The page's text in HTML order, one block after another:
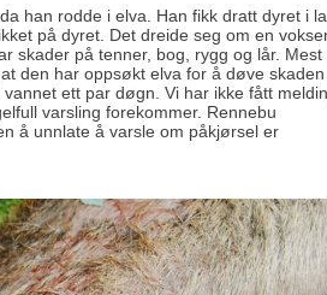
han rodde i elva. Han fikk dratt dyret i
på dyret. Det dreide seg om en
skader på tenner, bog, rygg og lår. Mest
den har oppsøkt elva for å døve skaden
ett par døgn. Vi har ikke fått
varsling forekommer. Rennebu
å unnlate å varsle om påkjørsel er